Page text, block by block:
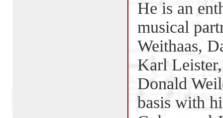
He is an
musical
Weithaas,
Karl
Donald
basis with